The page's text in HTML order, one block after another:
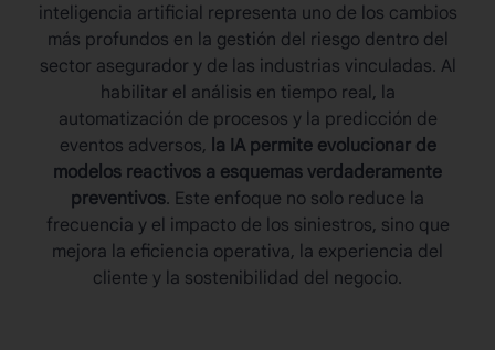
inteligencia artificial representa uno de los cambios
más profundos en la gestión del riesgo dentro del
sector asegurador y de las industrias vinculadas. Al
habilitar el análisis en tiempo real, la
automatización de procesos y la predicción de
eventos adversos, la IA permite evolucionar de
modelos reactivos a esquemas verdaderamente
preventivos. Este enfoque no solo reduce la
frecuencia y el impacto de los siniestros, sino que
mejora la eficiencia operativa, la experiencia del
cliente y la sostenibilidad del negocio.